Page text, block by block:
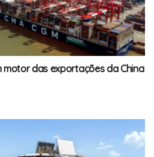
motor das exportações da China